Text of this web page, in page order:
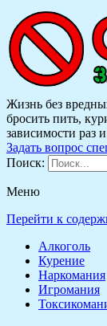
Жизнь без
бросить пить,
зависимости раз
Задать вопрос
Поиск:
Меню
Перейти к
Алкоголь
Курение
Наркомания
Игромания